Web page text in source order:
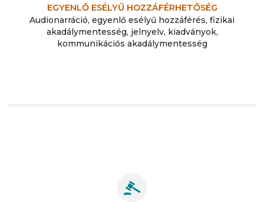
EGYENLŐ ESÉLYŰ HOZZÁFÉRHETŐSÉG
Audionarráció, egyenlő esélyű hozzáférés, fizikai
akadálymentesség, jelnyelv, kiadványok,
kommunikációs akadálymentesség